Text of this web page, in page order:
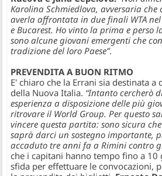
Karolina Schmiedlova, avversaria che
averla affrontata in due finali WTA nel
e Bucarest. Ho vinto la prima e perso
sono alcune giovani emergenti che
tradizione del loro Paese”.
PREVENDITA A BUON RITMO
E' chiaro che la Errani sia destinata a
della Nuova Italia. “Intanto cercherò
esperienza a disposizione delle più
ritrovare il World Group. Per questo
vincere questa partita: sono sicura
saprà darci un sostegno importante,
accaduto tre anni fa a Rimini contro
che i capitani hanno tempo fino a
sfida per effettuare le convocazioni,